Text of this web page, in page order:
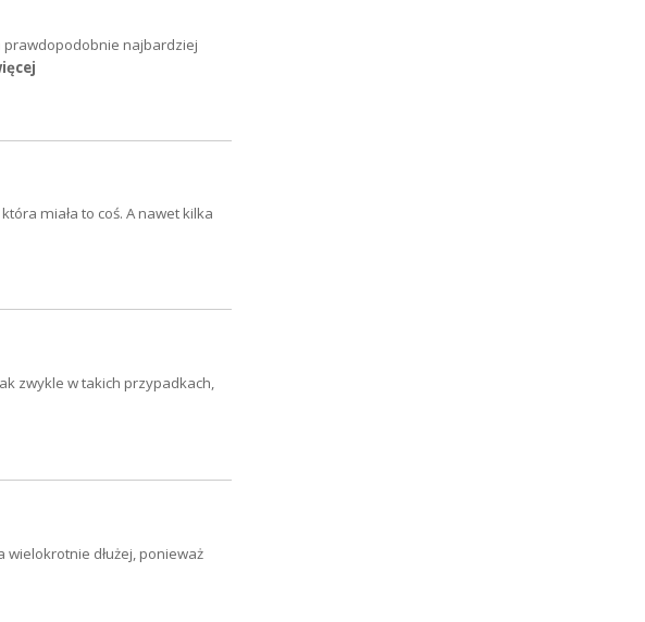
prawdopodobnie najbardziej
miała to coś. A nawet kilka
zwykle w takich przypadkach,
dłużej, ponieważ